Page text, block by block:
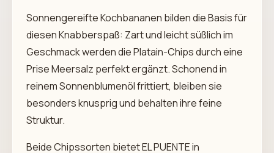
Sonnengereifte Kochbananen bilden die Basis für
diesen Knabberspaß: Zart und leicht süßlich im
Geschmack werden die Platain-Chips durch eine
Prise Meersalz perfekt ergänzt. Schonend in
reinem Sonnenblumenöl frittiert, bleiben sie
besonders knusprig und behalten ihre feine
Struktur.
Beide Chipssorten bietet EL PUENTE in